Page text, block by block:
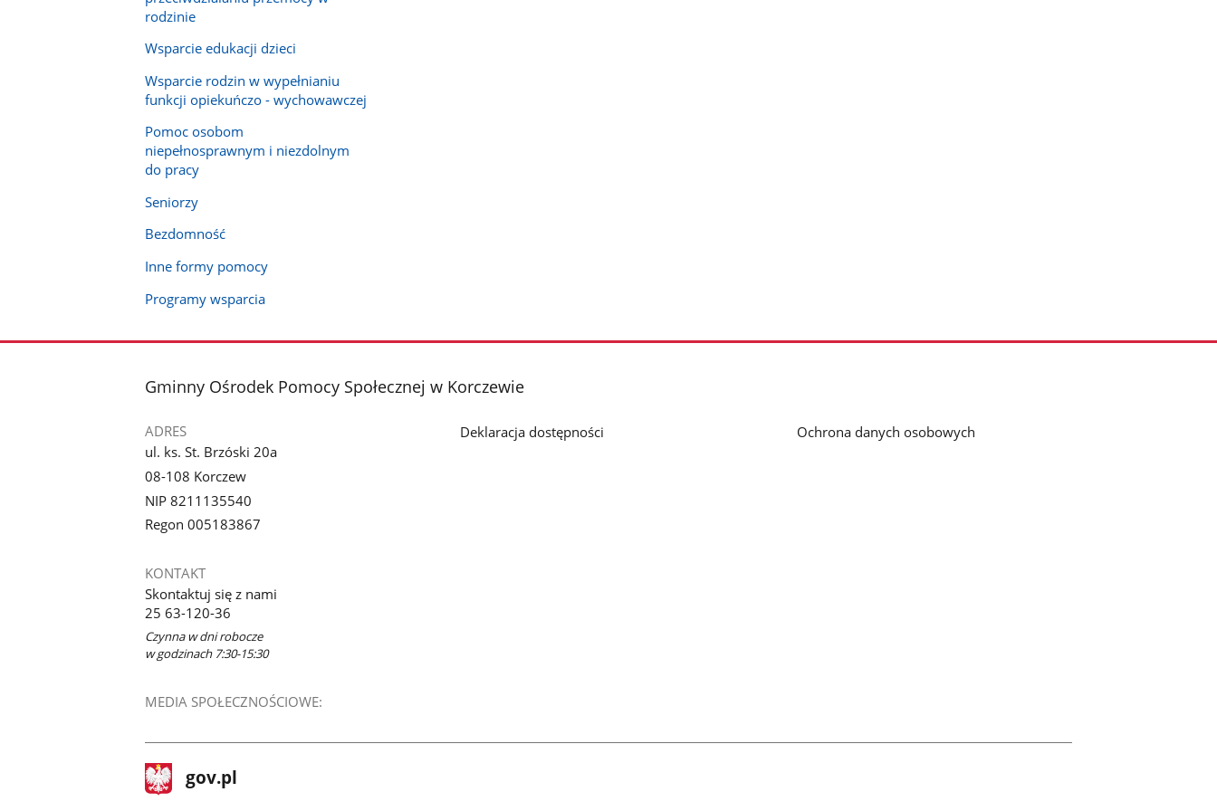
rodzinie
Wsparcie edukacji dzieci
Wsparcie rodzin w wypełnianiu
funkcji opiekuńczo - wychowawczej
Pomoc osobom
niepełnosprawnym i niezdolnym
do pracy
Seniorzy
Bezdomność
Inne formy pomocy
Programy wsparcia
stopka
Gminny Ośrodek Pomocy Społecznej w Korczewie
ADRES
ul. ks. St. Brzóski 20a
08-108 Korczew
NIP 8211135540
Regon 005183867
KONTAKT
Skontaktuj się z nami
25 63-120-36
Czynna w dni robocze
w godzinach 7:30-15:30
MEDIA SPOŁECZNOŚCIOWE:
Deklaracja dostępności Ochrona danych osobowych
stopka
gov.pl Strona
gov.pl